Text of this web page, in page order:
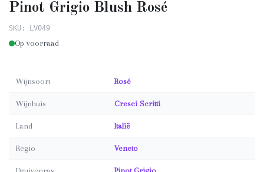
Pinot Grigio Blush Rosé
SKU: LV049
Op voorraad
Wijnsoort Rosé
Wijnhuis Cresci Scritti
Land Italië
Regio Veneto